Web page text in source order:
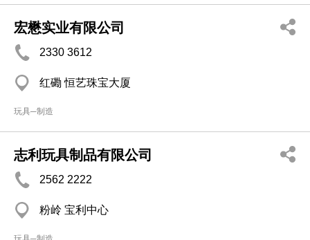
宏懋实业有限公司
2330 3612
红磡 恒艺珠宝大厦
玩具─制造
志利玩具制品有限公司
2562 2222
粉岭 宝利中心